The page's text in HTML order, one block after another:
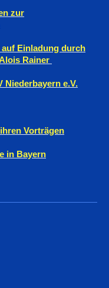
zur
Einladung durch
Rainer
Niederbayern e.V.
Vorträgen
in Bayern